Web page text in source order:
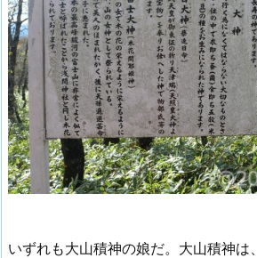
いずれも大山積神の娘だ。大山積神は